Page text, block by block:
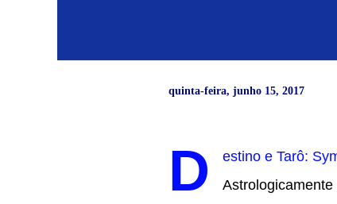
quinta-feira, junho 15, 2017
D estino e Tarô: